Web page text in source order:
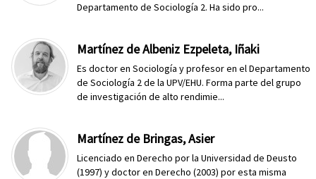
Departamento de Sociología 2. Ha sido pro...
Martínez de Albeniz Ezpeleta, Iñaki
Es doctor en Sociología y profesor en el Departamento
de Sociología 2 de la UPV/EHU. Forma parte del grupo
de investigación de alto rendimie...
Martínez de Bringas, Asier
Licenciado en Derecho por la Universidad de Deusto
(1997) y doctor en Derecho (2003) por esta misma